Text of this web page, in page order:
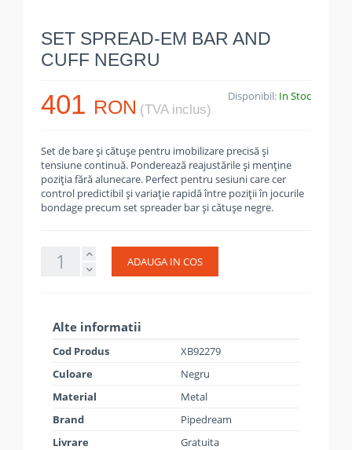
SET SPREAD-EM BAR AND
CUFF NEGRU
401 RON (TVA inclus)
Disponibil: In Stoc
Set de bare și cătușe pentru imobilizare precisă și
tensiune continuă. Ponderează reajustările și menține
poziția fără alunecare. Perfect pentru sesiuni care cer
control predictibil și variație rapidă între poziții în jocurile
bondage precum set spreader bar și cătușe negre.
ADAUGA IN COS
Alte informatii
Cod Produs
XB92279
Culoare
Negru
Material
Metal
Brand
Pipedream
Livrare
Gratuita